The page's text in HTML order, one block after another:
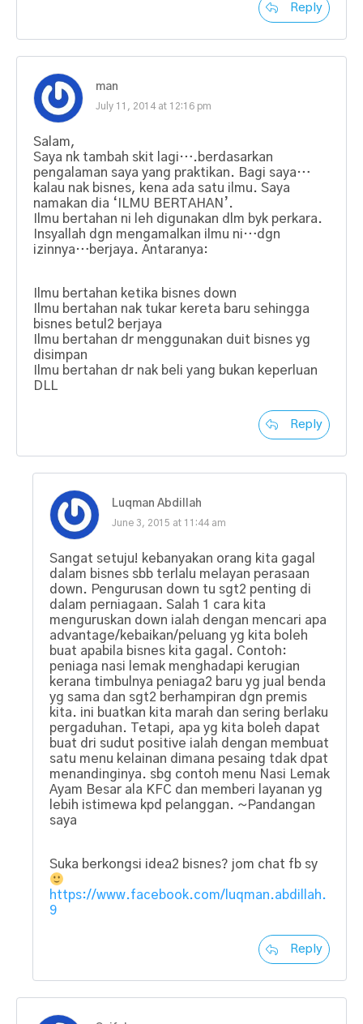
Reply
man
July 11, 2014 at 12:16 pm
Salam,
Saya nk tambah skit lagi….berdasarkan
pengalaman saya yang praktikan. Bagi saya…
kalau nak bisnes, kena ada satu ilmu. Saya
namakan dia ‘ILMU BERTAHAN’.
Ilmu bertahan ni leh digunakan dlm byk perkara.
Insyallah dgn mengamalkan ilmu ni…dgn
izinnya…berjaya. Antaranya:
Ilmu bertahan ketika bisnes down
Ilmu bertahan nak tukar kereta baru sehingga
bisnes betul2 berjaya
Ilmu bertahan dr menggunakan duit bisnes yg
disimpan
Ilmu bertahan dr nak beli yang bukan keperluan
DLL
Reply
Luqman Abdillah
June 3, 2015 at 11:44 am
Sangat setuju! kebanyakan orang kita gagal
dalam bisnes sbb terlalu melayan perasaan
down. Pengurusan down tu sgt2 penting di
dalam perniagaan. Salah 1 cara kita
menguruskan down ialah dengan mencari apa
advantage/kebaikan/peluang yg kita boleh
buat apabila bisnes kita gagal. Contoh:
peniaga nasi lemak menghadapi kerugian
kerana timbulnya peniaga2 baru yg jual benda
yg sama dan sgt2 berhampiran dgn premis
kita. ini buatkan kita marah dan sering berlaku
pergaduhan. Tetapi, apa yg kita boleh dapat
buat dri sudut positive ialah dengan membuat
satu menu kelainan dimana pesaing tdak dpat
menandinginya. sbg contoh menu Nasi Lemak
Ayam Besar ala KFC dan memberi layanan yg
lebih istimewa kpd pelanggan. ~Pandangan
saya
Suka berkongsi idea2 bisnes? jom chat fb sy
https://www.facebook.com/luqman.abdillah.
9
Reply